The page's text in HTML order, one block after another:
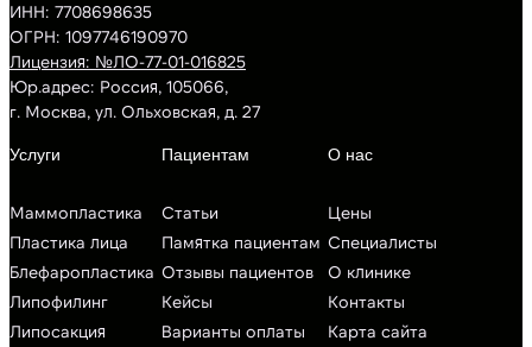
ИНН: 7708698635
ОГРН: 1097746190970
Лицензия: №ЛО-77-01-016825
Юр.адрес: Россия, 105066,
г. Москва, ул. Ольховская, д. 27
Маммопластика
Пластика лица
Блефаропластика
Липофилинг
Липосакция
Статьи
Памятка пациентам
Отзывы пациентов
Кейсы
Варианты оплаты
Цены
Специалисты
О клинике
Контакты
Карта сайта